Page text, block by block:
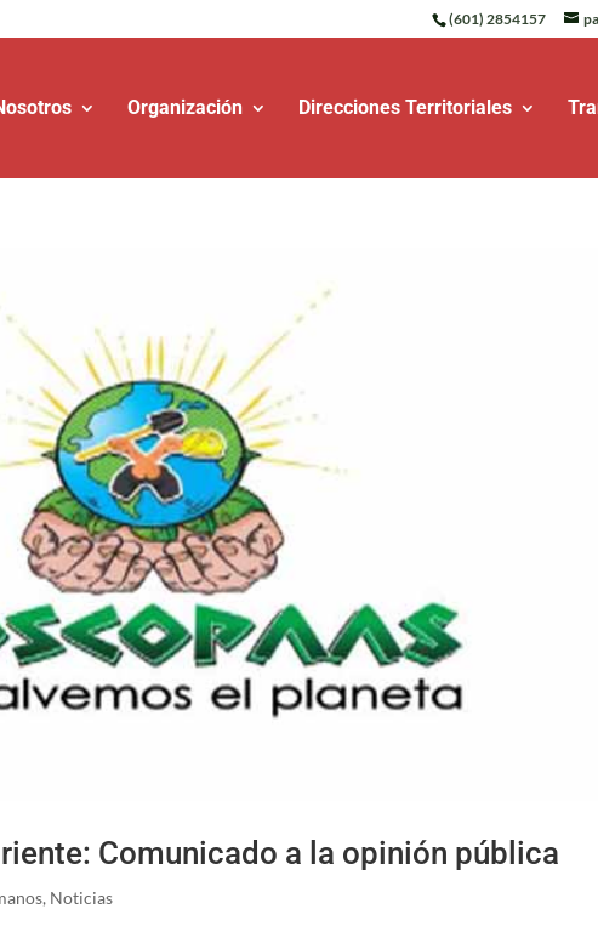
(601) 2854157
Organización Direcciones Territoriales
Comunicado a la opinión pública
, Noticias